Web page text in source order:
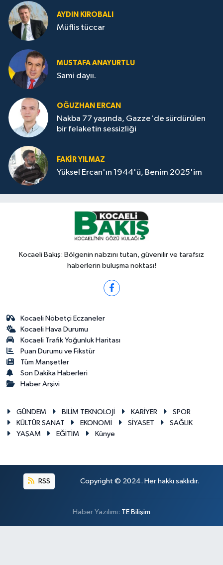
AYDIN KIROBALI
Müflis tüccar
MUSTAFA ANAYURTLU
Sami dayıı.
OĞUZHAN ERCAN
Nakba 77 yaşında, Gazze'de sürdürülen
bir felaketin sessizliği
FAKİR YILMAZ
Yüksel Ercan'ın 1944'ü, Benim 2025'im
Kocaeli Bakış: Bölgenin nabzını tutan, güvenilir ve tarafsız
haberlerin buluşma noktası!
Kocaeli Nöbetçi Eczaneler
Kocaeli Hava Durumu
Kocaeli Trafik Yoğunluk Haritası
Puan Durumu ve Fikstür
Tüm Manşetler
Son Dakika Haberleri
Haber Arşivi
GÜNDEM BİLİM TEKNOLOJİ KARİYER
SPOR
KÜLTÜR SANAT
EKONOMİ SİYASET
SAĞLIK
YAŞAM
EĞİTİM Künye
RSS Copyright © 2024. Her hakkı saklıdır.
Haber Yazılımı: TE Bilişim